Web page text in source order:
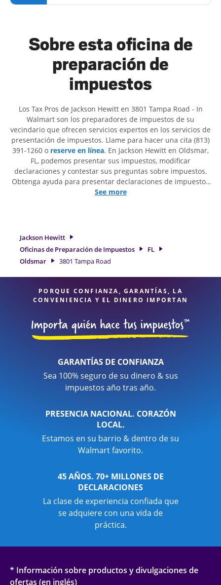
Sobre esta oficina de
preparación de
impuestos
Los Tax Pros de Jackson Hewitt en 3801 Tampa Road - In
Walmart son ​​los preparadores de impuestos de su
vecindario que ofrecen servicios expertos en los servicios de
presentación de impuestos. Llame para hacer una cita (813)
391-1260 o reserve en línea. En Jackson Hewitt en Oldsmar,
FL, podemos presentar sus impuestos, modificar
declaraciones y contestar sus preguntas sobre impuestos.
Obtenga ayuda para presentar declaraciones de impuestos
simples o situaciones más complejas, como los impuestos
necesita servicios de preparación de impuestos en Oldsmar,
FL, la ubicación de Jackson Hewitt en 3801 Tampa Road es
una opción excelente. Con nuestros expertos profesionales
de impuestos, atención al detalle y diversidad de servicios
See more
Jackson Hewitt
Oficinas de Preparación de Impuestos
FL
Oldsmar
3801 Tampa Road
PORQUE CONFIANZA, GARANTÍAS, LA
CONVENIENCIA Y EL DINERO IMPORTAN
GARANTÍAS DE CONFIANZA
Sea 100% seguro de su dinero & sus
impuestos año tras año.
PRESENCIA NACIONAL. CORAZÓN
LOCAL.
Estamos en su barrio & dentro de su
Walmart favorito.
45 AÑOS. 70+ MILLONES DE
DECLARACIONES
La clase de experiencia confiada que
se adquiere con una vida de
práctica.
* Información sobre productos y divulgaciones de
ofertas (en inglés)